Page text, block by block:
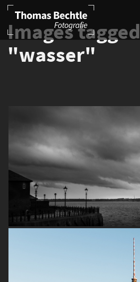
Images tagged
"wasser"